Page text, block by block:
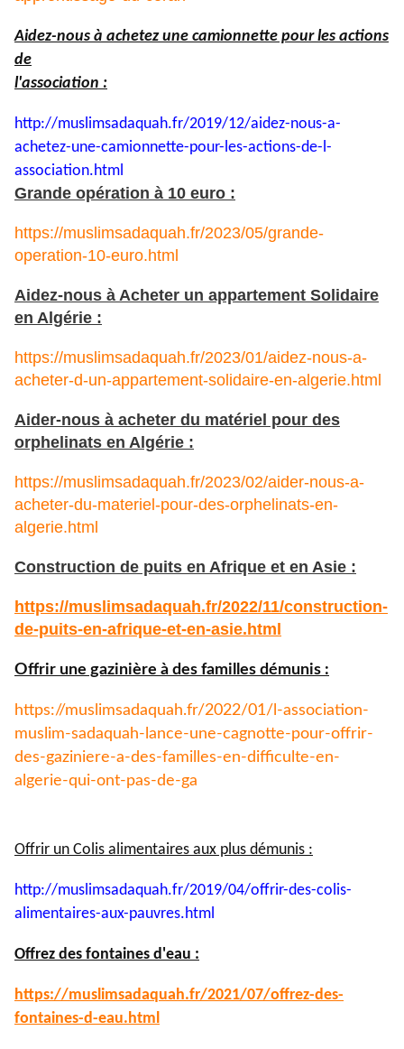
Aidez-nous à achetez une camionnette pour les actions
de
l'association :
http://muslimsadaquah.fr/2019/12/aidez-nous-a-
achetez-une-camionnette-pour-les-actions-de-l-
association.html
Grande opération à 10 euro :
https://muslimsadaquah.fr/2023/05/grande-
operation-10-euro.html
Aidez-nous à Acheter un appartement Solidaire
en Algérie :
https://muslimsadaquah.fr/2023/01/aidez-nous-a-
acheter-d-un-appartement-solidaire-en-algerie.html
Aider-nous à acheter du matériel pour des
orphelinats en Algérie :
https://muslimsadaquah.fr/2023/02/aider-nous-a-
acheter-du-materiel-pour-des-orphelinats-en-
algerie.html
Construction de puits en Afrique et en Asie :
https://muslimsadaquah.fr/2022/11/construction-
de-puits-en-afrique-et-en-asie.html
Offrir une gazinière à des familles démunis :
https://muslimsadaquah.fr/2022/01/l-association-
muslim-sadaquah-lance-une-cagnotte-pour-offrir-
des-gaziniere-a-des-familles-en-difficulte-en-
algerie-qui-ont-pas-de-ga
Offrir un Colis alimentaires aux plus démunis :
http://muslimsadaquah.fr/2019/04/offrir-des-colis-
alimentaires-aux-pauvres.html
Offrez des fontaines d'eau :
https://muslimsadaquah.fr/2021/07/offrez-des-
fontaines-d-eau.html